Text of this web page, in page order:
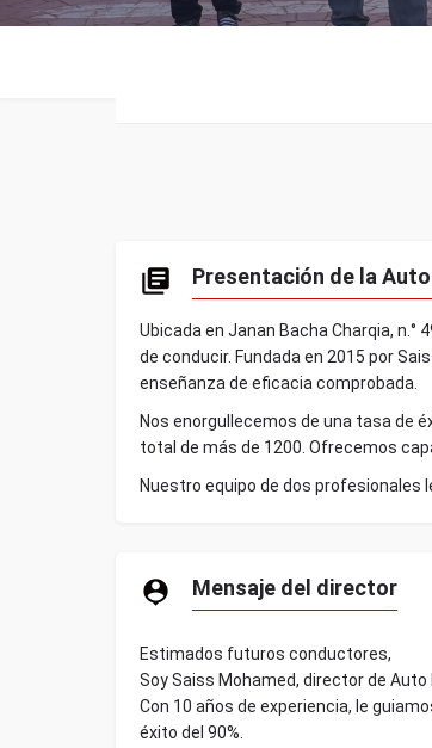
Presentación de la
Ubicada en Janan Bacha Charqia, n.°
de conducir. Fundada en 2015 por
enseñanza de eficacia comprobada.
Nos enorgullecemos de una tasa de
total de más de 1200. Ofrecemos
Nuestro equipo de dos profesionales
Mensaje del director
Estimados futuros conductores,
Soy Saiss Mohamed, director de Auto
Con 10 años de experiencia, le
éxito del 90%.